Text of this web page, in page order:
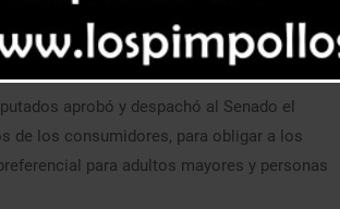
de Personas Mayores y con
a favor de embarazadas.
aprobó y despachó al Senado el
de los consumidores, para obligar a los
para adultos mayores y personas